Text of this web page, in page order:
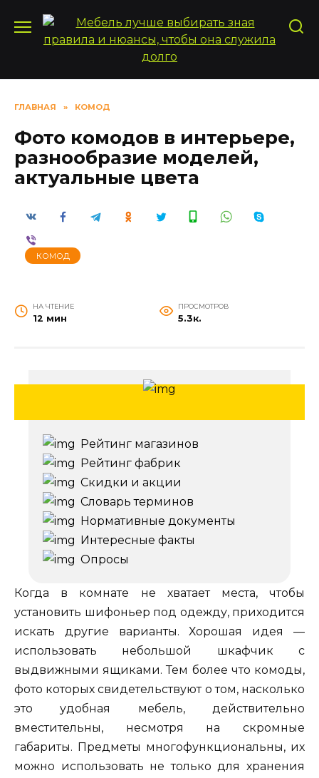
содержанию
ГЛАВНАЯ » КОМОД
Фото комодов в интерьере,
разнообразие моделей,
актуальные цвета
КОМОД
НА ЧТЕНИЕ
12 мин
ПРОСМОТРОВ
5.3к.
Рейтинг магазинов
Рейтинг фабрик
Скидки и акции
Словарь терминов
Нормативные документы
Интересные факты
Опросы
Когда в комнате не хватает места, чтобы
установить шифоньер под одежду, приходится
искать другие варианты. Хорошая идея —
использовать небольшой шкафчик с
выдвижными ящиками. Тем более что комоды,
фото которых свидетельствуют о том, насколько
это удобная мебель, действительно
вместительны, несмотря на скромные
габариты. Предметы многофункциональны, их
можно использовать не только для хранения